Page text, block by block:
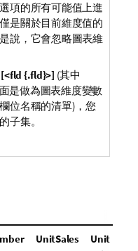
項的所有可能值上進
是關於目前維度值的
說，它會忽略圖表維
[<fld {.fld}>] (其中
是做為圖表維度變數
位名稱的清單)，您
子集。
UnitSales
Unit